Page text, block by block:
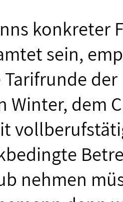
konkreter
sein,
Winter, dem
nehmen